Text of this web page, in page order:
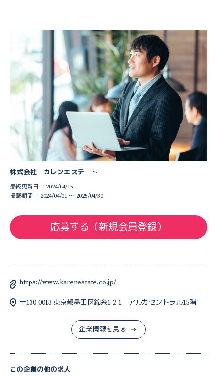
株式会社 カレンエステート
最終更新日 ：2024/04/15
掲載期間 ：2024/04/01 〜 2025/04/30
応募する（新規会員登録）
https://www.karenestate.co.jp/
〒130-0013 東京都墨田区錦糸1-2-1 アルカセントラル15階
企業情報を見る
この企業の他の求人